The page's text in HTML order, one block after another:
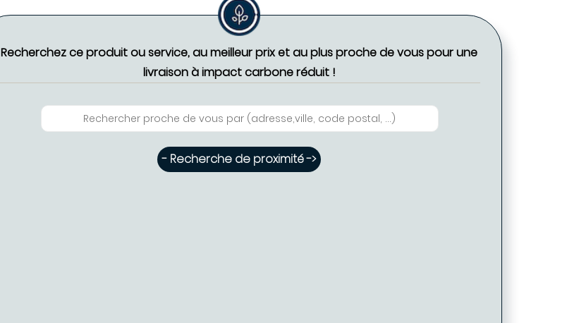
Recherchez ce produit ou service, au meilleur prix et au plus proche de vous pour une
livraison à impact carbone réduit !
- Recherche de proximité ->